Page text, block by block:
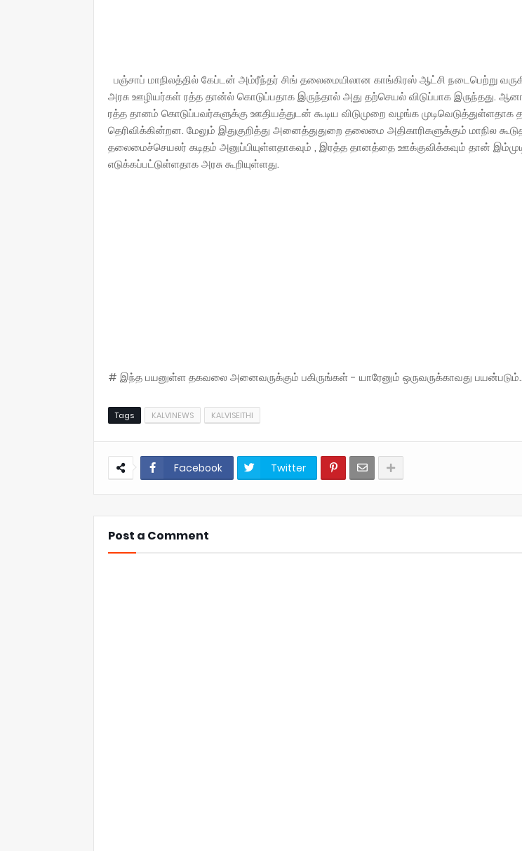
பஞ்சாப் மாநிலத்தில் கேப்டன் அம்ரீந்தர் சிங் தலைமையிலான காங்கிரஸ் ஆட்சி நடைபெற்று
அரசு ஊழியர்கள் ரத்த தான்ல் கொடுப்பதாக இருந்தால் அது தற்செயல் விடுப்பாக இருந்தது.
ரத்த தானம் கொடுப்பவர்களுக்கு ஊதியத்துடன் கூடிய விடுமுறை வழங்க முடிவெடுத்துள்ளதாக
தெரிவிக்கின்றன. மேலும் இதுகுறித்து அனைத்துதுறை தலைமை அதிகாரிகளுக்கும் மாநில
தலைமைச்செயலர் கடிதம் அனுப்பியுள்ளதாகவும் , இரத்த தானத்தை ஊக்குவிக்கவும் தான்
எடுக்கப்பட்டுள்ளதாக அரசு கூறியுள்ளது.
# இந்த பயனுள்ள தகவலை அனைவருக்கும் பகிருங்கள் - யாரேனும் ஒருவருக்காவது
Tags KALVINEWS KALVISEITHI
Facebook Twitter
Post a Comment